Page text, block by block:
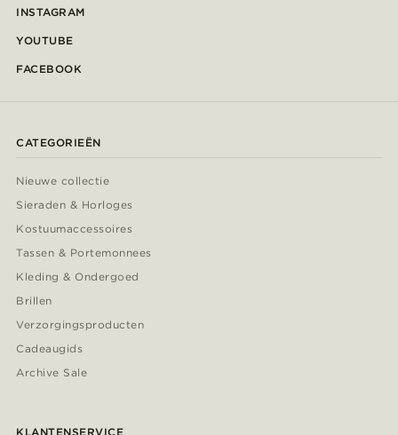
INSTAGRAM
YOUTUBE
FACEBOOK
CATEGORIEËN
Nieuwe collectie
Sieraden & Horloges
Kostuumaccessoires
Tassen & Portemonnees
Kleding & Ondergoed
Brillen
Verzorgingsproducten
Cadeaugids
Archive Sale
KLANTENSERVICE